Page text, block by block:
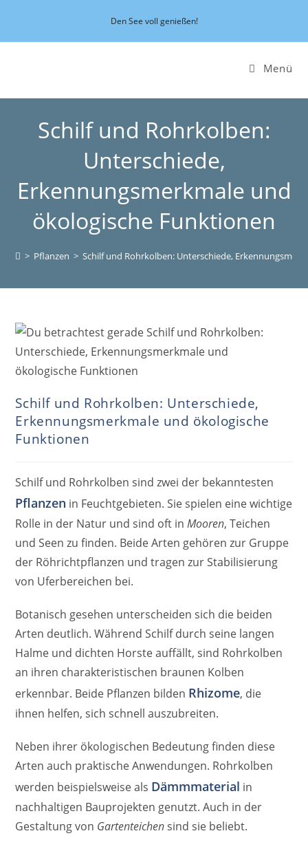
springen
Den See voll genießen!
Menü
Schilf und Rohrkolben:
Unterschiede,
Erkennungsmerkmale und
ökologische Funktionen
> Pflanzen > Schilf und Rohrkolben: Unterschiede,
Schilf und Rohrkolben: Unterschiede,
Erkennungsmerkmale und ökologische
Funktionen
Schilf und Rohrkolben sind zwei der bekanntesten
Pflanzen in Feuchtgebieten. Sie spielen eine wichtige
Rolle in der Natur und sind oft inMooren, Teichen
und Seen zu finden. Beide Arten gehören zur Gruppe
der Röhrichtpflanzen und tragen zur Stabilisierung
von Uferbereichen bei.
Botanisch gesehen unterscheiden sich die beiden
Arten deutlich. Während Schilf durch seine langen
Halme und dichten Horste auffällt, sind Rohrkolben
an ihren charakteristischen braunen Kolben
erkennbar. Beide Pflanzen bilden Rhizome, die
ihnen helfen, sich schnell auszubreiten.
Neben ihrer ökologischen Bedeutung finden diese
Arten auch praktische Anwendungen. Rohrkolben
werden beispielsweise als Dämmmaterial in
nachhaltigen Bauprojekten genutzt. Auch in der
Gestaltung von Gartenteichensind sie beliebt.